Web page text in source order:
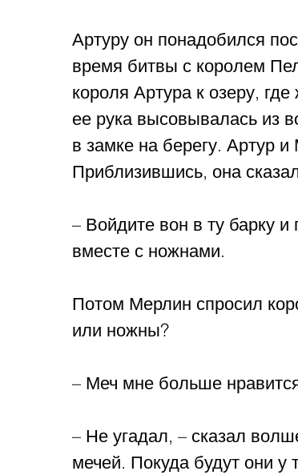
Артуру он понадобился
время битвы с королем
короля Артура к озеру,
ее рука высовывалась из
в замке на берегу. Артур
Приблизившись, она
– Войдите вон в ту барку и
вместе с ножнами.
Потом Мерлин спросил
или ножны?
– Меч мне больше
– Не угадал, – сказал
мечей. Покуда будут они у